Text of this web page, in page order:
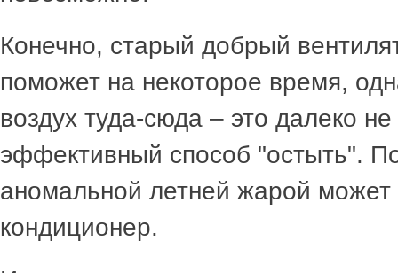
Конечно, старый добрый
поможет на некоторое время,
воздух туда-сюда – это далеко
эффективный способ "остыть".
аномальной летней жарой может
кондиционер.